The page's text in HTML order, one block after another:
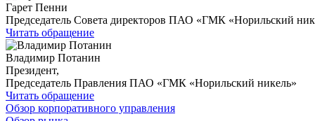
Гарет Пенни
Председатель Совета директоров ПАО «ГМК «Норильский
Читать обращение
Владимир Потанин
Президент,
Председатель Правления ПАО «ГМК «Норильский никель»
Читать обращение
Обзор корпоративного управления